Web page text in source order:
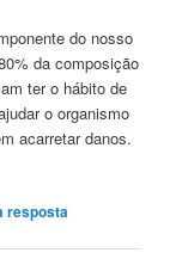
do nosso
da composição
ter o hábito de
o organismo
acarretar danos.
resposta